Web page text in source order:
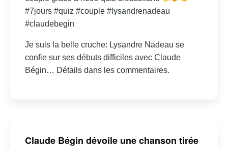
#7jours #quiz #couple #lysandrenadeau
#claudebegin
Je suis la belle cruche: Lysandre Nadeau se
confie sur ses débuts difficiles avec Claude
Bégin… Détails dans les commentaires.
Claude Bégin dévoile une chanson tirée